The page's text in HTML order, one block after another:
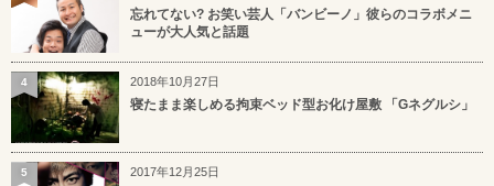
忘れてない? お笑い芸人「バンビーノ」彼らのコラボメニ
ューが大人気と話題
2018年10月27日
寝たまま楽しめる拘束ベッド型お化け屋敷 「Gネグルシ」
4
2017年12月25日
5